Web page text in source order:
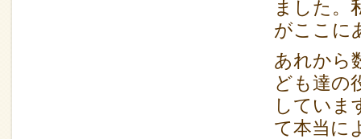
ました。
がここに
あれから
ども達の
していま
て本当に